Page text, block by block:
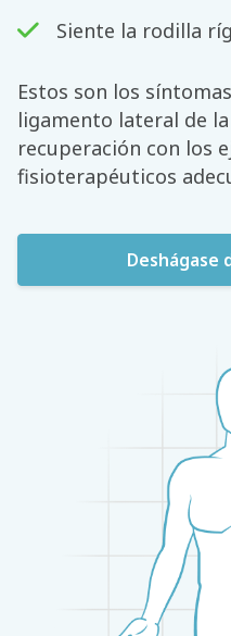
Siente la rodilla
Estos son los
ligamento lateral de
recuperación con los
fisioterapéuticos
Deshágase